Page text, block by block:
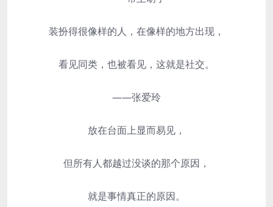
装扮得很像样的人，在像样的地方出现，
看见同类，也被看见，这就是社交。
——张爱玲
放在台面上显而易见，
但所有人都越过没谈的那个原因，
就是事情真正的原因。